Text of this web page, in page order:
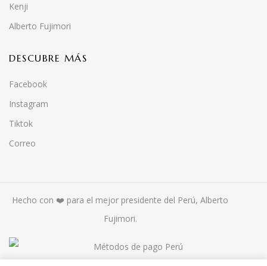
Kenji
Alberto Fujimori
DESCUBRE MÁS
Facebook
Instagram
Tiktok
Correo
Hecho con ❤️ para el mejor presidente del Perú, Alberto
Fujimori.